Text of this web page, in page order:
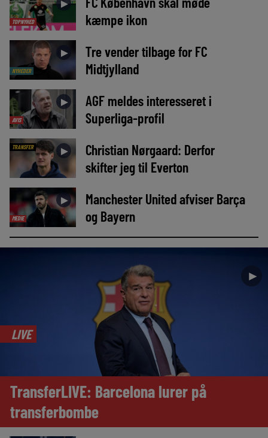
TOPNYHED
►
kæmpe ikon
NYHEDER
►
Tre vender tilbage for FC
Midtjylland
AVIS
►
AGF meldes interesseret i
Superliga-profil
TRANSFER ►
Christian Nørgaard: Derfor
skifter jeg til Everton
MEDIE
►
Manchester United afviser Barça
og Bayern
►
LIVE
TransferLIVE: Barcelona lurer på
transferbombe